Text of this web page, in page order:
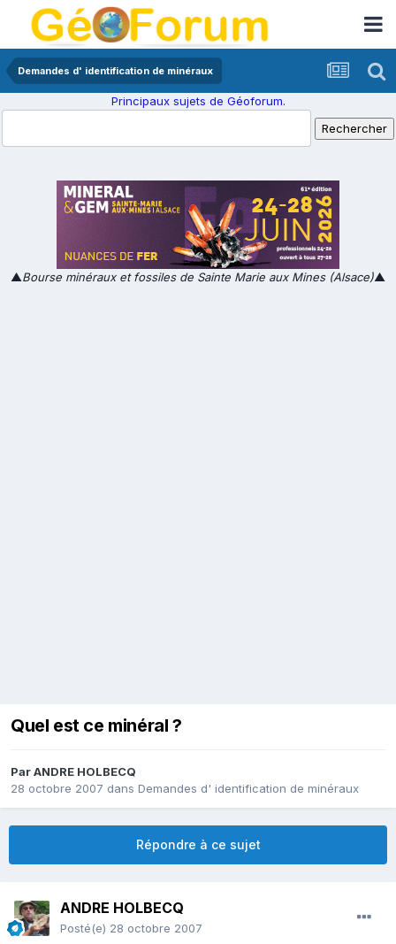
Demandes d' identification de minéraux
Principaux sujets de Géoforum.
▲Bourse minéraux et fossiles de Sainte Marie aux Mines (Alsace)▲
Quel est ce minéral ?
ParANDRE HOLBECQ
28 octobre 2007 dans Demandes d' identification de minéraux
Répondre à ce sujet
ANDRE HOLBECQ
Posté(e) 28 octobre 2007